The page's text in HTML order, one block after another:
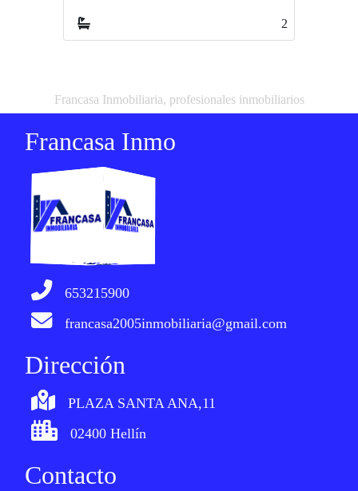
2
Francasa Inmobiliaria, profesionales inmobiliarios
Francasa Inmo
653215900
francasa2005inmobiliaria@gmail.com
Dirección
PLAZA SANTA ANA,11
02400 Hellín
Contacto